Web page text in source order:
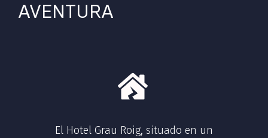
AVENTURA
El Hotel Grau Roig, situado en un